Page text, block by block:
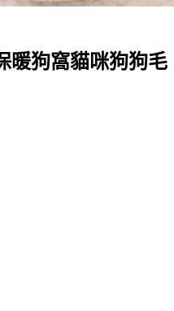
暖狗窩貓咪狗狗毛